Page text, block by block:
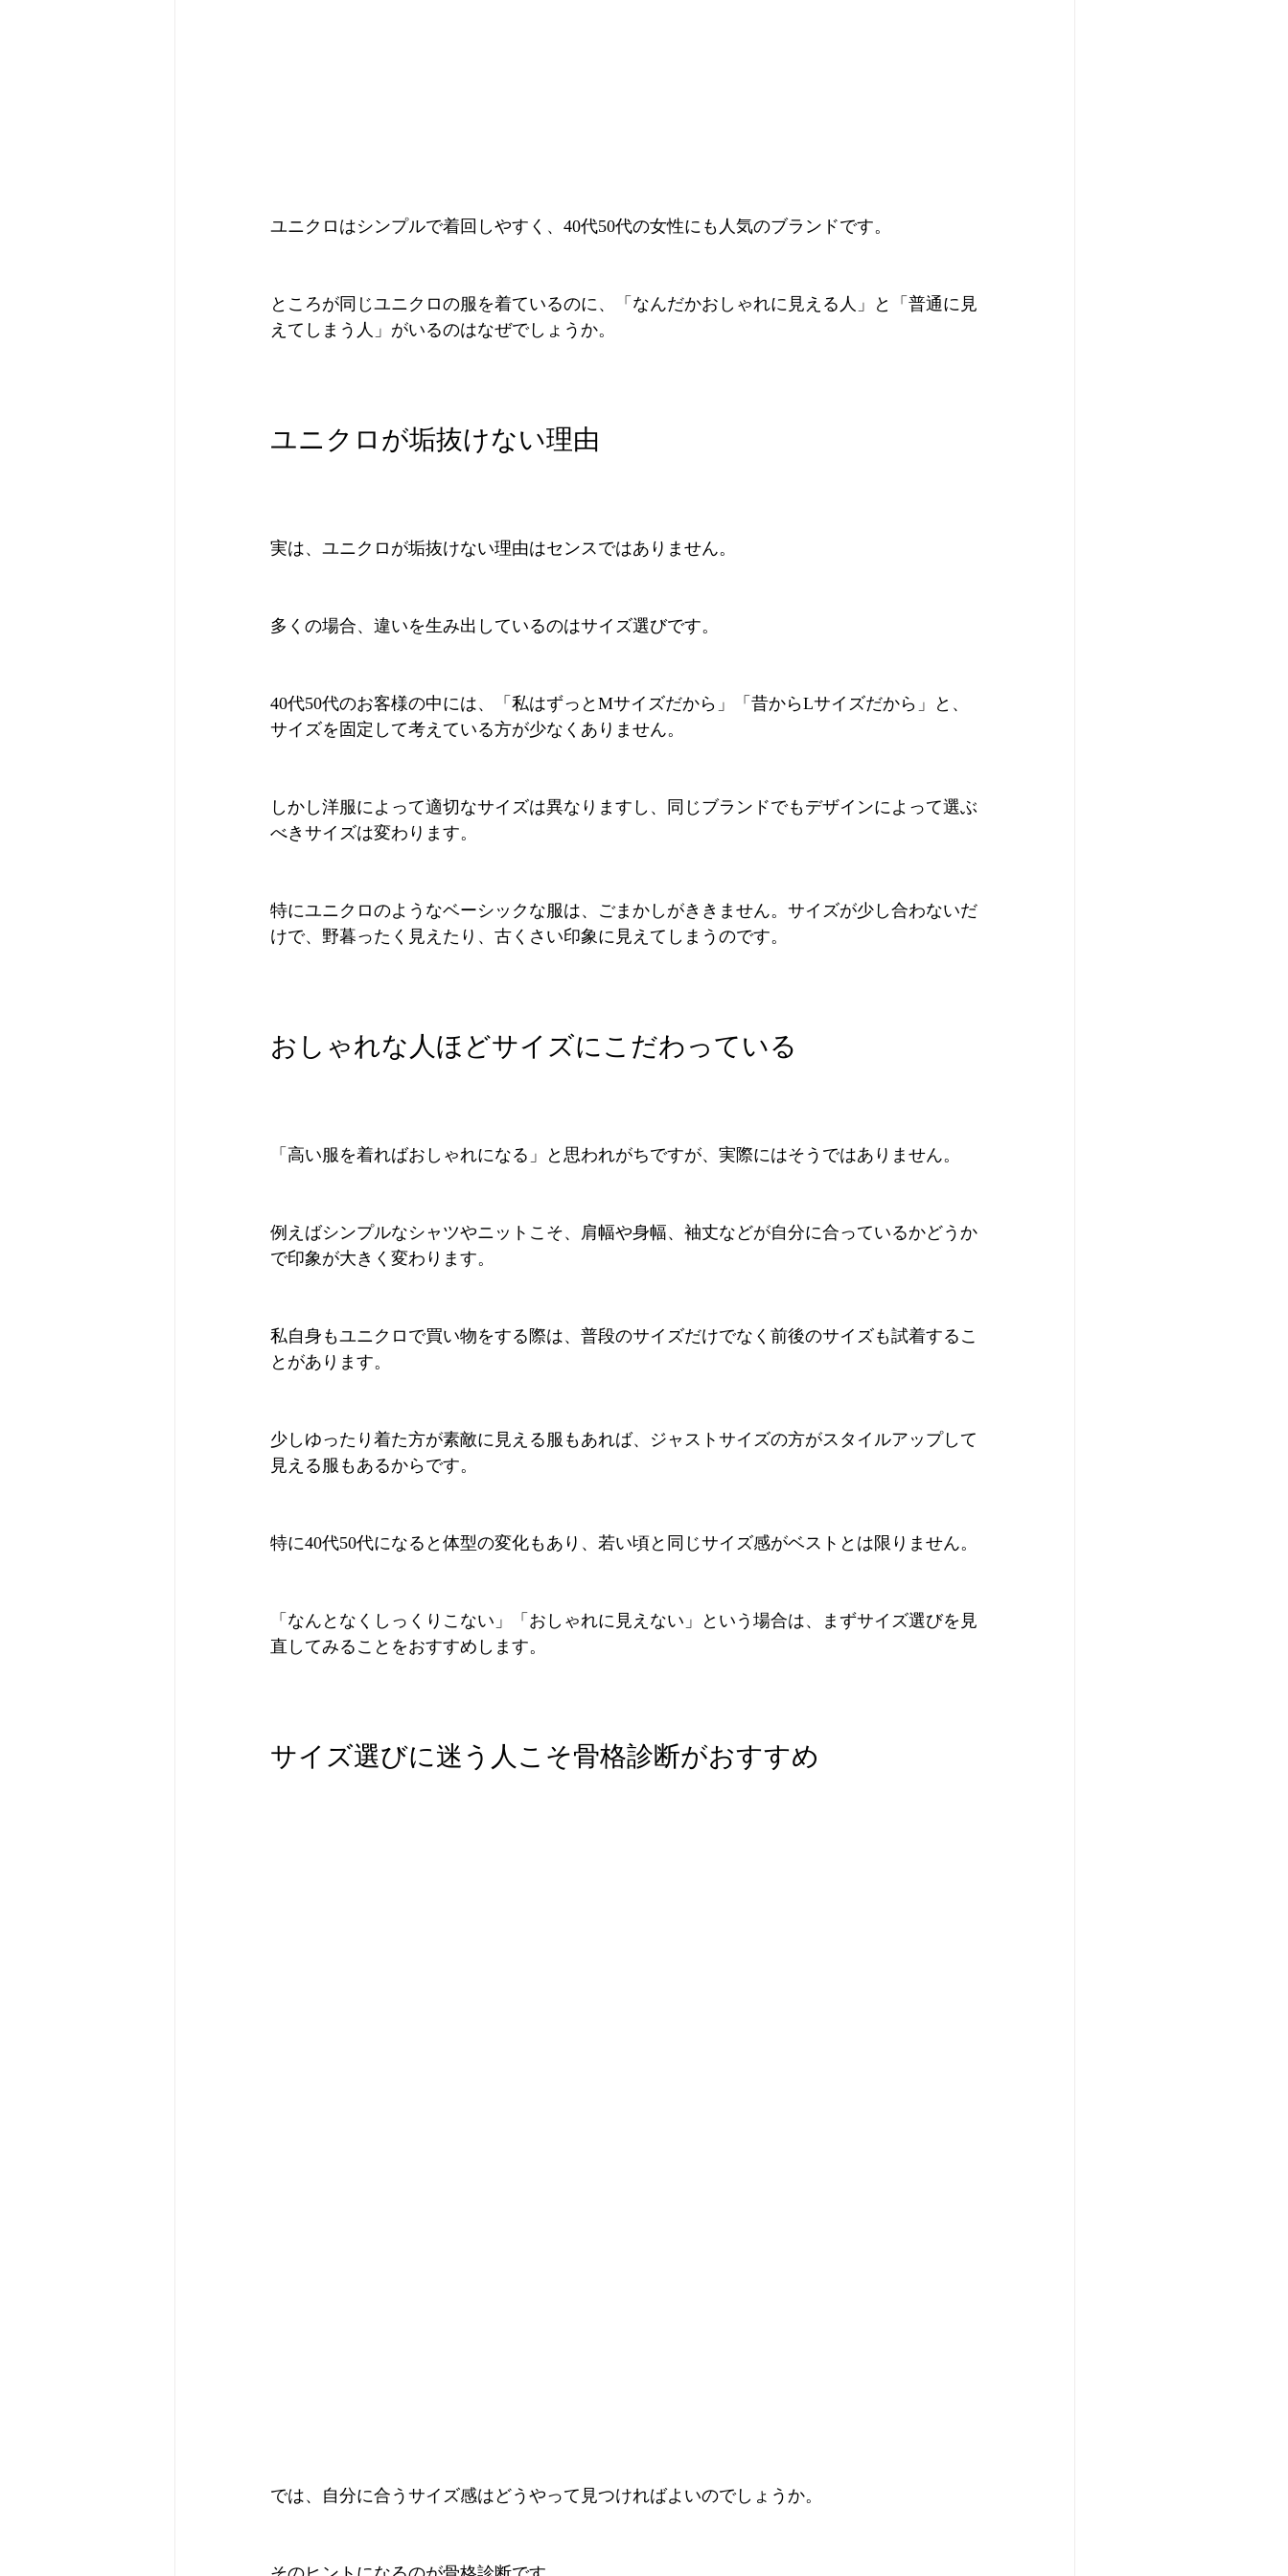
ユニクロはシンプルで着回しやすく、40代50代の女性にも人気のブランドです。
ところが同じユニクロの服を着ているのに、「なんだかおしゃれに見える人」と「普通に見
えてしまう人」がいるのはなぜでしょうか。
ユニクロが垢抜けない理由
実は、ユニクロが垢抜けない理由はセンスではありません。
多くの場合、違いを生み出しているのはサイズ選びです。
40代50代のお客様の中には、「私はずっとMサイズだから」「昔からLサイズだから」と、
サイズを固定して考えている方が少なくありません。
しかし洋服によって適切なサイズは異なりますし、同じブランドでもデザインによって選ぶ
べきサイズは変わります。
特にユニクロのようなベーシックな服は、ごまかしがききません。サイズが少し合わないだ
けで、野暮ったく見えたり、古くさい印象に見えてしまうのです。
おしゃれな人ほどサイズにこだわっている
「高い服を着ればおしゃれになる」と思われがちですが、実際にはそうではありません。
例えばシンプルなシャツやニットこそ、肩幅や身幅、袖丈などが自分に合っているかどうか
で印象が大きく変わります。
私自身もユニクロで買い物をする際は、普段のサイズだけでなく前後のサイズも試着するこ
とがあります。
少しゆったり着た方が素敵に見える服もあれば、ジャストサイズの方がスタイルアップして
見える服もあるからです。
特に40代50代になると体型の変化もあり、若い頃と同じサイズ感がベストとは限りません。
「なんとなくしっくりこない」「おしゃれに見えない」という場合は、まずサイズ選びを見
直してみることをおすすめします。
サイズ選びに迷う人こそ骨格診断がおすすめ
では、自分に合うサイズ感はどうやって見つければよいのでしょうか。